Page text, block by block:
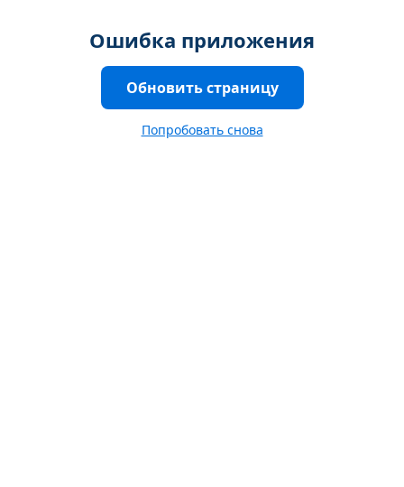
Ошибка приложения
Обновить страницу
Попробовать снова